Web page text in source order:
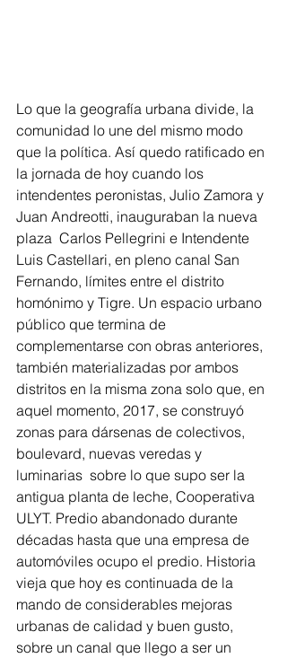
Lo que la geografía urbana divide, la
comunidad lo une del mismo modo
que la política. Así quedo ratificado en
la jornada de hoy cuando los
intendentes peronistas, Julio Zamora y
Juan Andreotti, inauguraban la nueva
plaza  Carlos Pellegrini e Intendente
Luis Castellari, en pleno canal San
Fernando, límites entre el distrito
homónimo y Tigre. Un espacio urbano
público que termina de
complementarse con obras anteriores,
también materializadas por ambos
distritos en la misma zona solo que, en
aquel momento, 2017, se construyó
zonas para dársenas de colectivos,
boulevard, nuevas veredas y
luminarias  sobre lo que supo ser la
antigua planta de leche, Cooperativa
ULYT. Predio abandonado durante
décadas hasta que una empresa de
automóviles ocupo el predio. Historia
vieja que hoy es continuada de la
mando de considerables mejoras
urbanas de calidad y buen gusto,
sobre un canal que llego a ser un